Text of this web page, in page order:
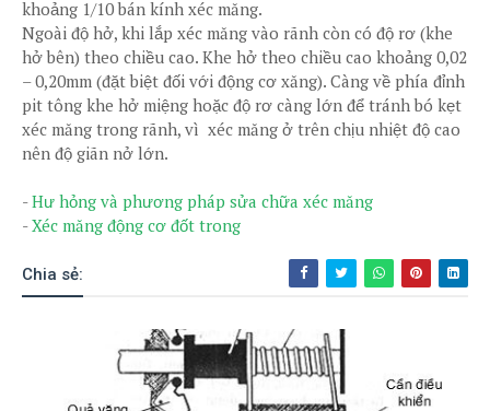
khoảng 1/10 bán kính xéc măng.
Ngoài độ hở, khi lắp xéc măng vào rãnh còn có độ rơ (khe
hở bên) theo chiều cao. Khe hở theo chiều cao khoảng 0,02
– 0,20mm (đặt biệt đối với động cơ xăng). Càng về phía đỉnh
pit tông khe hở miệng hoặc độ rơ càng lớn để tránh bó kẹt
xéc măng trong rãnh, vì xéc măng ở trên chịu nhiệt độ cao
nên độ giãn nở lớn.
-Hư hỏng và phương pháp sửa chữa xéc măng
-Xéc măng động cơ đốt trong
Chia sẻ: